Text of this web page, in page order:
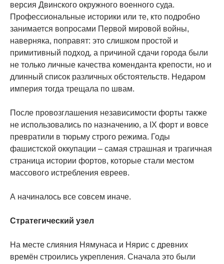
версия Двинского окружного военного суда.
Профессиональные историки или те, кто подробно
занимается вопросами Первой мировой войны,
наверняка, поправят: это слишком простой и
примитивный подход, а причиной сдачи города были
не только личные качества коменданта крепости, но и
длинный список различных обстоятельств. Недаром
империя тогда трещала по швам.
После провозглашения независимости форты также
не использовались по назначению, а IX форт и вовсе
превратили в тюрьму строго режима. Годы
фашистской оккупации – самая страшная и трагичная
страница истории фортов, которые стали местом
массового истребления евреев.
А начиналось все совсем иначе.
Стратегический узел
На месте слияния Нямунаса и Нярис с древних
времён строились укрепления. Сначала это были